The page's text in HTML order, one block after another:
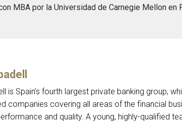
MBA por la Universidad de Carnegie Mellon
is Spain’s fourth largest private banking group,
companies covering all areas of the financial
and quality. A young, highly-qualified